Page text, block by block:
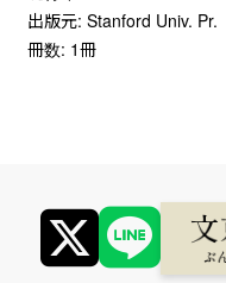
出版元: Stanford Univ. Pr.
冊数: 1冊